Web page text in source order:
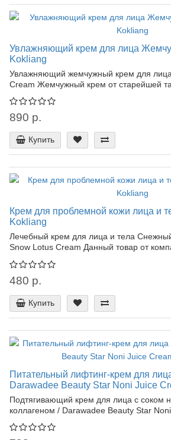
Увлажняющий крем для лица
Kokliang
Увлажняющий жемчужный крем для
Сream Жемчужный крем от старейшей
890 р.
Купить
Крем для проблемной кожи лица и
Kokliang
Лечебный крем для лица и тела
Snow Lotus Cream Данный товар от
480 р.
Купить
Питательный лифтинг-крем для
Darawadee Beauty Star Noni Juice
Подтягивающий крем для лица с соком
коллагеном / Darawadee Beauty Star Noni